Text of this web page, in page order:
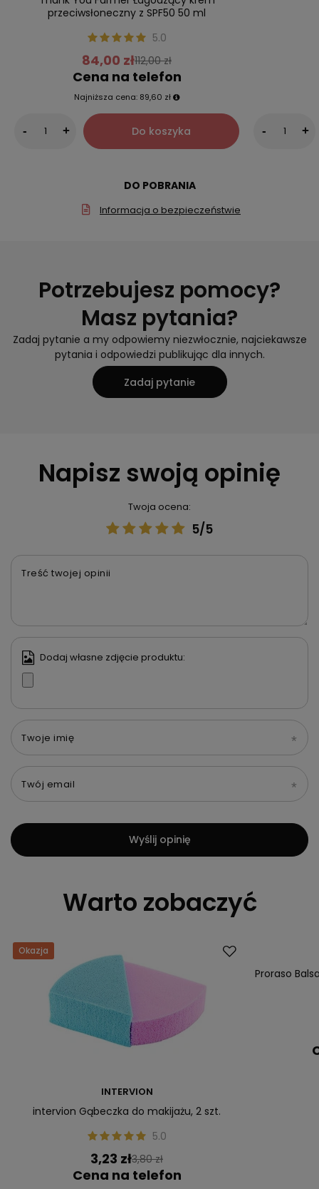
przeciwsłoneczny z SPF50 50 ml
5.0
84,00 zł112,00 zł
Cena na telefon
Najniższa cena: 89,60 zł
- + Do koszyka - +
DO POBRANIA
Informacja o bezpieczeństwie
Potrzebujesz pomocy?
Masz pytania?
Zadaj pytanie a my odpowiemy niezwłocznie, najciekawsze
pytania i odpowiedzi publikując dla innych.
Zadaj pytanie
Napisz swoją opinię
Twoja ocena:
5/5
Treść twojej opinii
Dodaj własne zdjęcie produktu:
Twoje imię
Twój email
Wyślij opinię
Warto zobaczyć
Okazja
INTERVION
intervion Gąbeczka do makijażu, 2 szt.
5.0
3,23 zł3,80 zł
Cena na telefon
Proraso